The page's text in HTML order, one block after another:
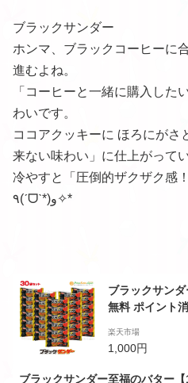
ブラックサンダー
ホンマ、ブラックコーヒーに
進むよね。
「コーヒーと一緒に購入した
わいです。
ココアクッキーに ほろにがさ
来ない味わい」に仕上がって
冷やすと「圧倒的ザクザク感
٩(ˊᗜˋ*)و✧*
ブラックサン
無料 ポイント
コ 通販
楽天市場
1,000円
ブラックサンダー至福のバター